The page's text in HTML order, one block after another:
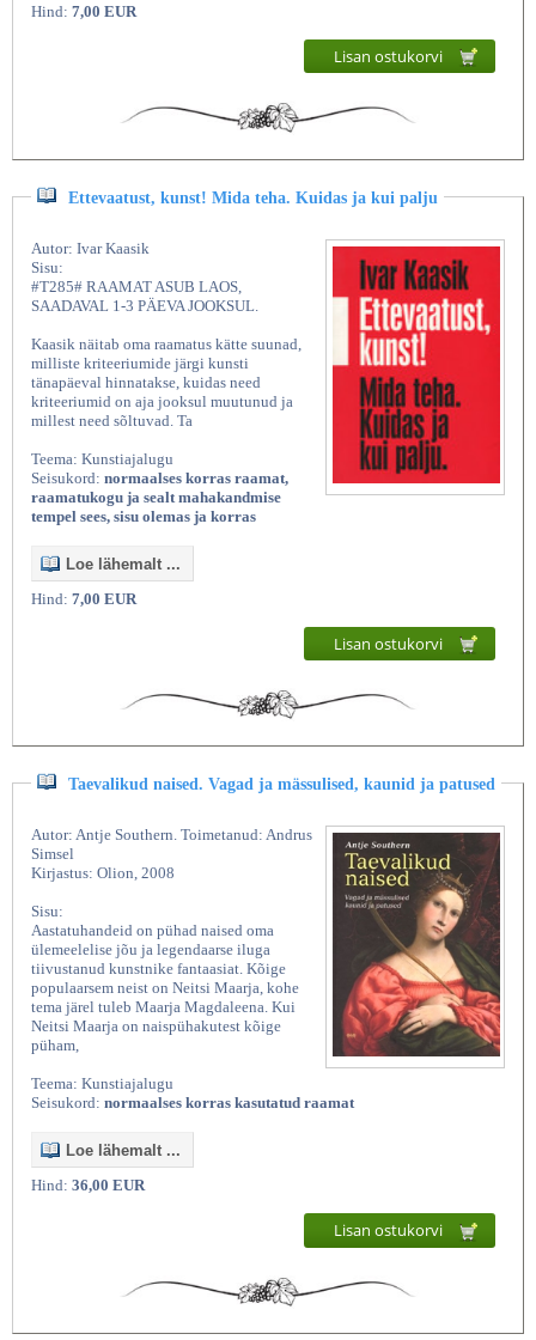
Hind: 7,00 EUR
Lisan ostukorvi
Ettevaatust, kunst! Mida teha. Kuidas ja kui palju
Autor: Ivar Kaasik
Sisu:
#T285# RAAMAT ASUB LAOS,
SAADAVAL 1-3 PÄEVA JOOKSUL.
Kaasik näitab oma raamatus kätte suunad,
milliste kriteeriumide järgi kunsti
tänapäeval hinnatakse, kuidas need
kriteeriumid on aja jooksul muutunud ja
millest need sõltuvad. Ta
Teema: Kunstiajalugu
Seisukord: normaalses korras raamat,
raamatukogu ja sealt mahakandmise
tempel sees, sisu olemas ja korras
Loe lähemalt ...
Hind: 7,00 EUR
Lisan ostukorvi
Taevalikud naised. Vagad ja mässulised, kaunid ja patused
Autor: Antje Southern. Toimetanud: Andrus
Simsel
Kirjastus: Olion, 2008
Sisu:
Aastatuhandeid on pühad naised oma
ülemeelelise jõu ja legendaarse iluga
tiivustanud kunstnike fantaasiat. Kõige
populaarsem neist on Neitsi Maarja, kohe
tema järel tuleb Maarja Magdaleena. Kui
Neitsi Maarja on naispühakutest kõige
püham,
Teema: Kunstiajalugu
Seisukord: normaalses korras kasutatud raamat
Loe lähemalt ...
Hind: 36,00 EUR
Lisan ostukorvi